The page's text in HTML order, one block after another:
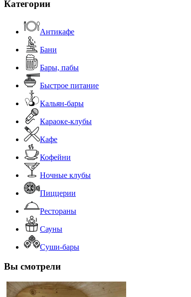
Категории
Антикафе
Бани
Бары, пабы
Быстрое питание
Кальян-бары
Караоке-клубы
Кафе
Кофейни
Ночные клубы
Пиццерии
Рестораны
Сауны
Суши-бары
Вы смотрели